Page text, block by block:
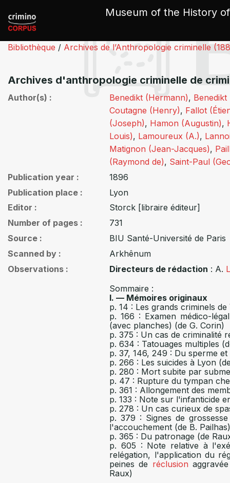
Museum of the History
Bibliothèque / Archives de l’Anthropologie criminelle
Archives d'anthropologie criminelle de
Author(s) Benedikt (Hermann),
Coutagne (Henry), Fallot
(Joseph), Hamon (Augustin),
Louis), Lamoureux (A.),
Matignon (Jean-Jacques),
(Raymond de), Saint-Paul
Publication year
1896
Publication place
Lyon
Editor
Storck [libraire éditeur]
Number of pages
731
Source
BIU Santé-Université de Paris
Scanned by
Arkhênum
Observations
Directeurs de rédaction : A.
Sommaire :
I. — Mémoires originaux
p. 14 : Les grands criminels
p. 166 : Examen médico-
(avec planches) (de G. Corin)
p. 375 : Un cas de criminalité
p. 634 : Tatouages multiples
p. 37, 146, 249 : Du sperme
p. 266 : Les suicides à Lyon
p. 280 : Mort subite par
p. 47 : Rupture du tympan
p. 361 : Allongement des
p. 133 : Note sur l'infanticide
p. 278 : Un cas curieux de
p. 379 : Signes de
l'accouchement (de B.
p. 365 : Du patronage (de
p. 605 : Note relative à
relégation, l'application du
peines de réclusion
Raux)
Cookies management panel